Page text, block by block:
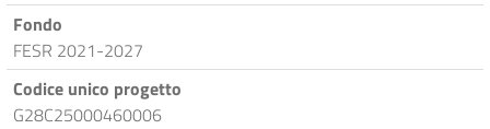
Fondo
FESR 2021-2027
Codice unico progetto
G28C25000460006